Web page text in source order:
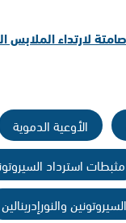
لارتداء
الأوعية الدموية
مثبطات استرداد
والنورإدرينالين